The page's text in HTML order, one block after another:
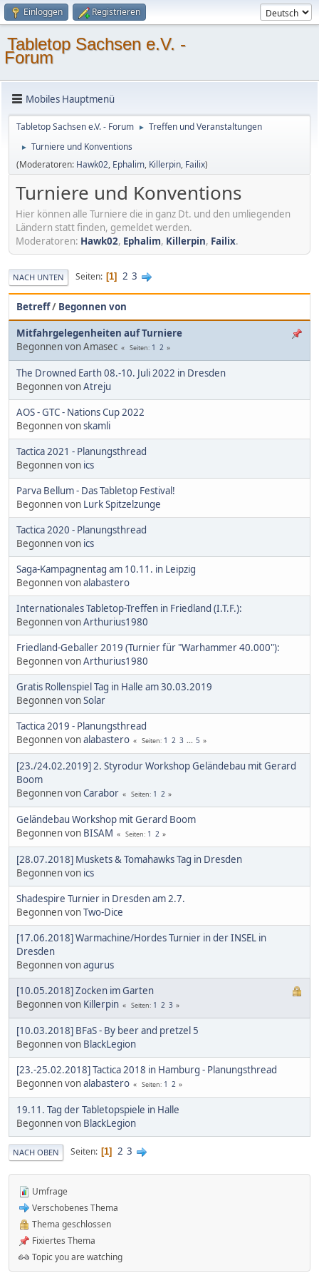
Einloggen Registrieren
Tabletop Sachsen e.V. -
Forum
Mobiles Hauptmenü
Tabletop Sachsen e.V. - Forum ► Treffen und Veranstaltungen
►
Turniere und Konventions
(Moderatoren: Hawk02, Ephalim, Killerpin, Failix)
Turniere und Konventions
Hier können alle Turniere die in ganz Dt. und den umliegenden
Ländern statt finden, gemeldet werden.
Moderatoren: Hawk02, Ephalim, Killerpin, Failix.
NACH UNTEN Seiten 1 2 3
Betreff/ Begonnen von
Mitfahrgelegenheiten auf Turniere
Begonnen von Amasec
Seiten 1 2
The Drowned Earth 08.-10. Juli 2022 in Dresden
Begonnen vonAtreju
AOS - GTC - Nations Cup 2022
Begonnen vonskamli
Tactica 2021 - Planungsthread
Begonnen von ics
Parva Bellum - Das Tabletop Festival!
Begonnen von Lurk Spitzelzunge
Tactica 2020 - Planungsthread
Begonnen von ics
Saga-Kampagnentag am 10.11. in Leipzig
Begonnen vonalabastero
Internationales Tabletop-Treffen in Friedland (I.T.F.):
Begonnen vonArthurius1980
Friedland-Geballer 2019 (Turnier für "Warhammer 40.000"):
Begonnen vonArthurius1980
Gratis Rollenspiel Tag in Halle am 30.03.2019
Begonnen vonSolar
Tactica 2019 - Planungsthread
Begonnen vonalabastero Seiten 1 2 3 ... 5
[23./24.02.2019] 2. Styrodur Workshop Geländebau mit Gerard
Boom
Begonnen vonCarabor Seiten 1 2
Geländebau Workshop mit Gerard Boom
Begonnen von BISAM Seiten 1 2
[28.07.2018] Muskets & Tomahawks Tag in Dresden
Begonnen von ics
Shadespire Turnier in Dresden am 2.7.
Begonnen vonTwo-Dice
[17.06.2018] Warmachine/Hordes Turnier in der INSEL in
Dresden
Begonnen vonagurus
[10.05.2018] Zocken im Garten
Begonnen von Killerpin Seiten 1 2 3
[10.03.2018] BFaS - By beer and pretzel 5
Begonnen von BlackLegion
[23.-25.02.2018] Tactica 2018 in Hamburg - Planungsthread
Begonnen vonalabastero Seiten 1 2
19.11. Tag der Tabletopspiele in Halle
Begonnen von BlackLegion
NACH OBEN Seiten 1 2 3
Umfrage
Verschobenes Thema
Thema geschlossen
Fixiertes Thema
Topic you are watching